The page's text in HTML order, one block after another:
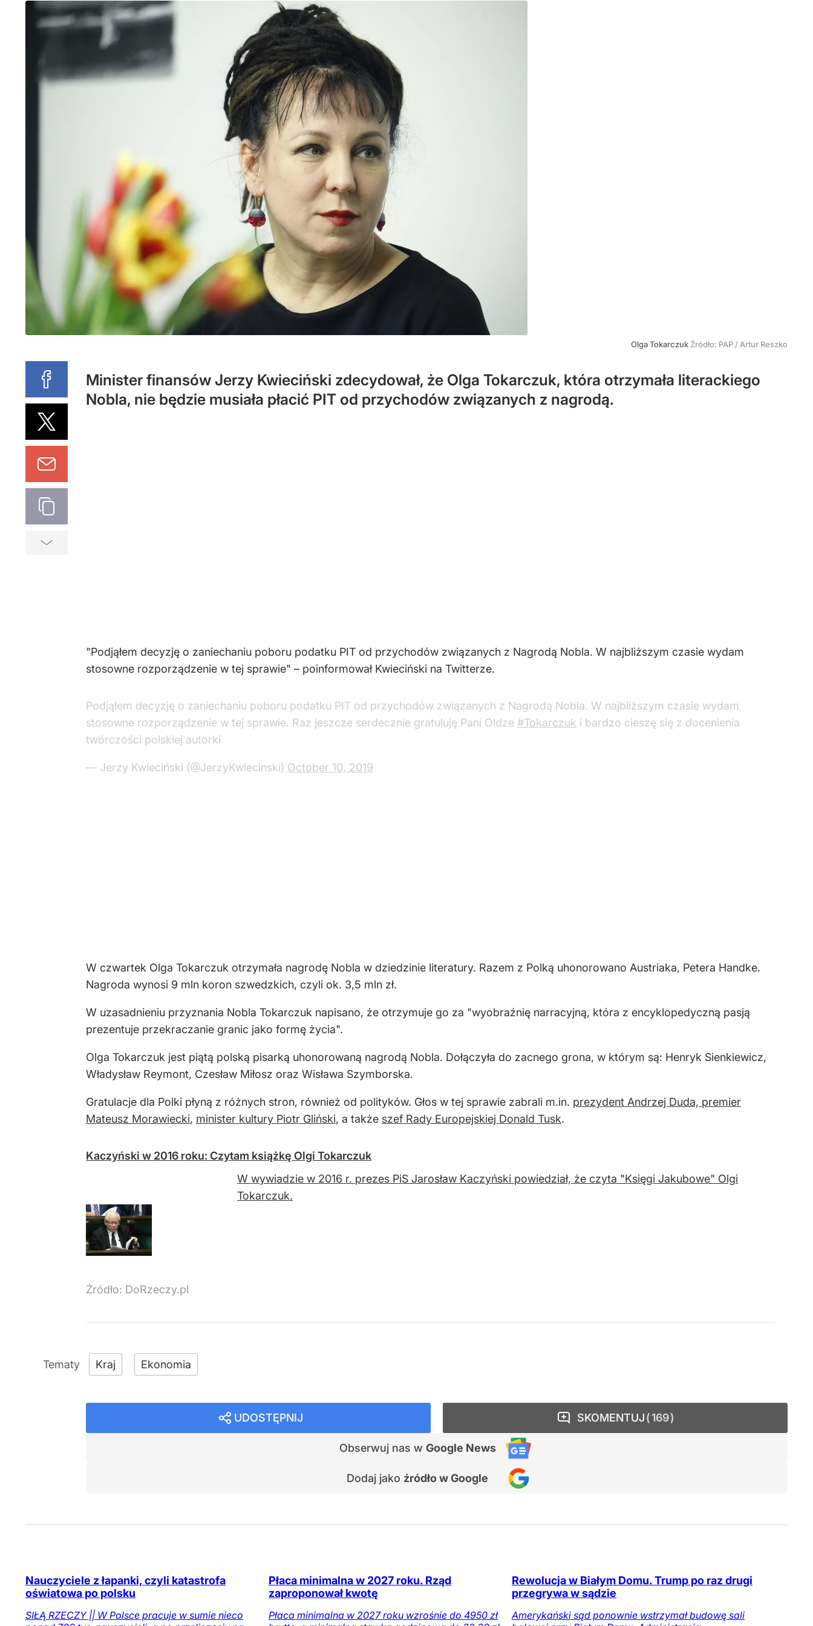
Olga Tokarczuk Źródło: PAP / Artur Reszko
Minister finansów Jerzy Kwieciński zdecydował, że Olga Tokarczuk, która otrzymała literackiego
Nobla, nie będzie musiała płacić PIT od przychodów związanych z nagrodą.
"Podjąłem decyzję o zaniechaniu poboru podatku PIT od przychodów związanych z Nagrodą Nobla. W najbliższym czasie wydam
stosowne rozporządzenie w tej sprawie" – poinformował Kwieciński na Twitterze.
Podjąłem decyzję o zaniechaniu poboru podatku PIT od przychodów związanych z Nagrodą Nobla. W najbliższym czasie wydam
stosowne rozporządzenie w tej sprawie. Raz jeszcze serdecznie gratuluję Pani Oldze #Tokarczuk i bardzo cieszę się z docenienia
twórczości polskiej autorki
— Jerzy Kwieciński (@JerzyKwiecinski) October 10, 2019
W czwartek Olga Tokarczuk otrzymała nagrodę Nobla w dziedzinie literatury. Razem z Polką uhonorowano Austriaka, Petera Handke.
Nagroda wynosi 9 mln koron szwedzkich, czyli ok. 3,5 mln zł.
W uzasadnieniu przyznania Nobla Tokarczuk napisano, że otrzymuje go za "wyobraźnię narracyjną, która z encyklopedyczną pasją
prezentuje przekraczanie granic jako formę życia".
Olga Tokarczuk jest piątą polską pisarką uhonorowaną nagrodą Nobla. Dołączyła do zacnego grona, w którym są: Henryk Sienkiewicz,
Władysław Reymont, Czesław Miłosz oraz Wisława Szymborska.
Gratulacje dla Polki płyną z różnych stron, również od polityków. Głos w tej sprawie zabrali m.in. prezydent Andrzej Duda, premier
Mateusz Morawiecki, minister kultury Piotr Gliński, a także szef Rady Europejskiej Donald Tusk.
Kaczyński w 2016 roku: Czytam książkę Olgi Tokarczuk
W wywiadzie w 2016 r. prezes PiS Jarosław Kaczyński powiedział, że czyta "Księgi Jakubowe" Olgi
Tokarczuk.
Źródło: DoRzeczy.pl
Kraj Ekonomia
UDOSTĘPNIJ
Obserwuj nas w Google News
Dodaj jako źródło w Google
SKOMENTUJ 169
Nauczyciele z łapanki, czyli katastrofa
oświatowa po polsku
SIŁĄ RZECZY || W Polsce pracuje w sumie nieco
Płaca minimalna w 2027 roku. Rząd
zaproponował kwotę
Płaca minimalna w 2027 roku wzrośnie do 4950 zł
Rewolucja w Białym Domu. Trump po raz drugi
przegrywa w sądzie
Amerykański sąd ponownie wstrzymał budowę sali